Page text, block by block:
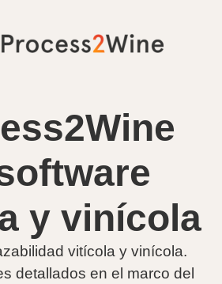
y vinícola
vitícola y vinícola.
detallados en el marco del